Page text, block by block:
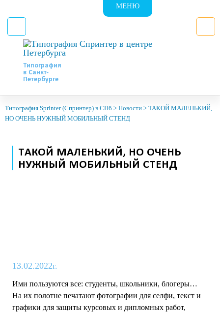
Типография
в Санкт-
Петербурге
МЕНЮ
Типография Sprinter (Спринтер) в СПб > Новости > ТАКОЙ МАЛЕНЬКИЙ,
НО ОЧЕНЬ НУЖНЫЙ МОБИЛЬНЫЙ СТЕНД
ТАКОЙ МАЛЕНЬКИЙ, НО ОЧЕНЬ
НУЖНЫЙ МОБИЛЬНЫЙ СТЕНД
13.02.2022г.
Ими пользуются все: студенты, школьники, блогеры…
На их полотне печатают фотографии для селфи, текст и
графики для защиты курсовых и дипломных работ,